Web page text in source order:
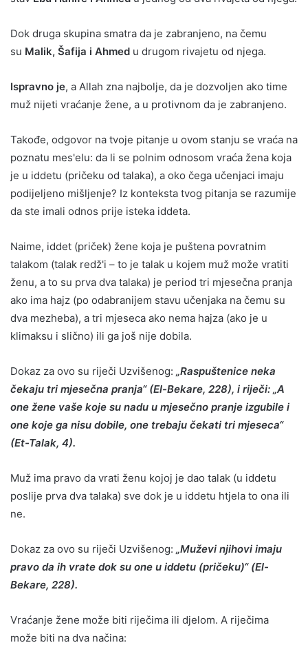
Dok druga skupina smatra da je zabranjeno, na čemu
su Malik, Šafija i Ahmed u drugom rivajetu od njega.
Ispravno je, a Allah zna najbolje, da je dozvoljen ako time
muž nijeti vraćanje žene, a u protivnom da je zabranjeno.
Takođe, odgovor na tvoje pitanje u ovom stanju se vraća na
poznatu mes'elu: da li se polnim odnosom vraća žena koja
je u iddetu (pričeku od talaka), a oko čega učenjaci imaju
podijeljeno mišljenje? Iz konteksta tvog pitanja se razumije
da ste imali odnos prije isteka iddeta.
Naime, iddet (priček) žene koja je puštena povratnim
talakom (talak redž'i – to je talak u kojem muž može vratiti
ženu, a to su prva dva talaka) je period tri mjesečna pranja
ako ima hajz (po odabranijem stavu učenjaka na čemu su
dva mezheba), a tri mjeseca ako nema hajza (ako je u
klimaksu i slično) ili ga još nije dobila.
Dokaz za ovo su riječi Uzvišenog: „Raspuštenice neka
čekaju tri mjesečna pranja“ (El-Bekare, 228), i riječi: „A
one žene vaše koje su nadu u mjesečno pranje izgubile i
one koje ga nisu dobile, one trebaju čekati tri mjeseca“
(Et-Talak, 4).
Muž ima pravo da vrati ženu kojoj je dao talak (u iddetu
poslije prva dva talaka) sve dok je u iddetu htjela to ona ili
ne.
Dokaz za ovo su riječi Uzvišenog: „Muževi njihovi imaju
pravo da ih vrate dok su one u iddetu (pričeku)“ (El-
Bekare, 228).
Vraćanje žene može biti riječima ili djelom. A riječima
može biti na dva načina: